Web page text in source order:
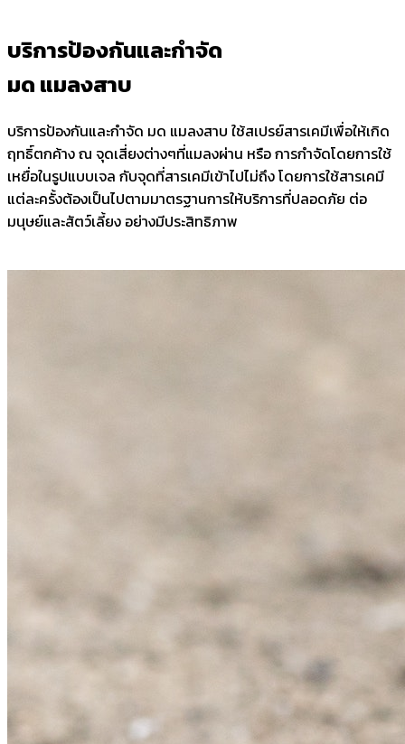
บริการป้องกันและกำจัด
มด แมลงสาบ
บริการป้องกันและกำจัด มด แมลงสาบ ใช้สเปรย์สารเคมีเพื่อให้เกิด
ฤทธิ์ตกค้าง ณ จุดเสี่ยงต่างๆที่แมลงผ่าน หรือ การกำจัดโดยการใช้
เหยื่อในรูปแบบเจล กับจุดที่สารเคมีเข้าไปไม่ถึง โดยการใช้สารเคมี
แต่ละครั้งต้องเป็นไปตามมาตรฐานการให้บริการที่ปลอดภัย ต่อ
มนุษย์และสัตว์เลี้ยง อย่างมีประสิทธิภาพ